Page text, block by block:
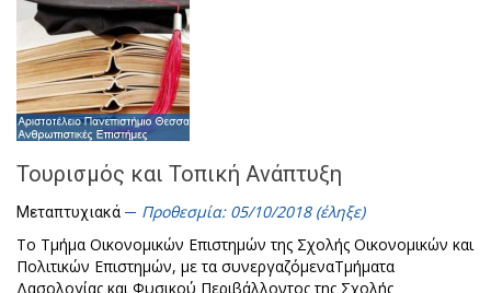
Τουρισμός και Τοπική Ανάπτυξη
Μεταπτυχιακά
Προθεσμία: 05/10/2018 (έληξε)
Το Τμήμα Οικονομικών Επιστημών της Σχολής Οικονομικών και
Πολιτικών Επιστημών, με τα συνεργαζόμεναΤμήματα
Δασολογίας και Φυσικού Περιβάλλοντος της Σχολής